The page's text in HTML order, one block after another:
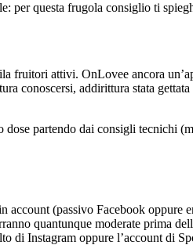
questa frugola consiglio ti
fruitori attivi. OnLovee ancora
conoscersi, addirittura stata
partendo dai consigli tecnichi
(passivo Facebook
quantunque moderate prima
di Instagram oppure l’account di